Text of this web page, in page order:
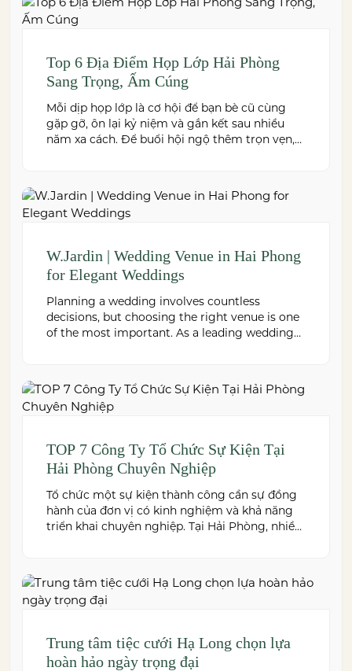
Top 6 Địa Điểm Họp Lớp Hải Phòng
Sang Trọng, Ấm Cúng
Mỗi dịp họp lớp là cơ hội để bạn bè cũ cùng
gặp gỡ, ôn lại kỷ niệm và gắn kết sau nhiều
năm xa cách. Để buổi hội ngộ thêm trọn vẹn,
W.Jardin | Wedding Venue in Hai Phong
for Elegant Weddings
Planning a wedding involves countless
decisions, but choosing the right venue is one
of the most important. As a leading wedding
premium cuisine prepared under the ISO
22000:2018 food safety management system,
and dedicated event support to help couples
TOP 7 Công Ty Tổ Chức Sự Kiện Tại
Hải Phòng Chuyên Nghiệp
Tổ chức một sự kiện thành công cần sự đồng
hành của đơn vị có kinh nghiệm và khả năng
triển khai chuyên nghiệp. Tại Hải Phòng, nhiều
Trung tâm tiệc cưới Hạ Long chọn lựa
hoàn hảo ngày trọng đại